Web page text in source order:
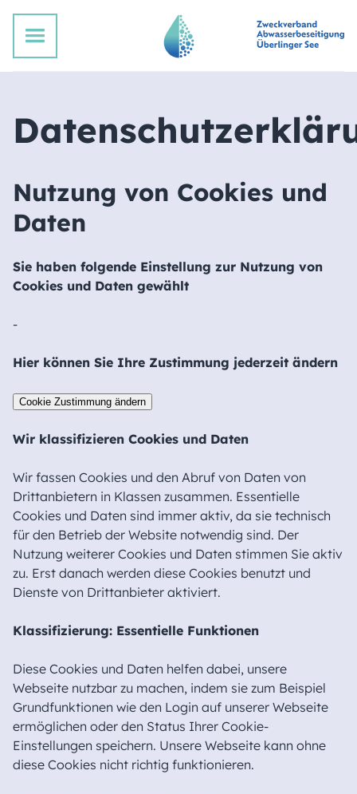
Nutzung von Cookies und
Daten
Sie haben folgende Einstellung zur Nutzung von
Cookies und Daten gewählt
-
Hier können Sie Ihre Zustimmung jederzeit ändern
Cookie Zustimmung ändern
Wir klassifizieren Cookies und Daten
Wir fassen Cookies und den Abruf von Daten von
Drittanbietern in Klassen zusammen. Essentielle
Cookies und Daten sind immer aktiv, da sie technisch
für den Betrieb der Website notwendig sind. Der
Nutzung weiterer Cookies und Daten stimmen Sie aktiv
zu. Erst danach werden diese Cookies benutzt und
Dienste von Drittanbieter aktiviert.
Klassifizierung: Essentielle Funktionen
Diese Cookies und Daten helfen dabei, unsere
Webseite nutzbar zu machen, indem sie zum Beispiel
Grundfunktionen wie den Login auf unserer Webseite
ermöglichen oder den Status Ihrer Cookie-
Einstellungen speichern. Unsere Webseite kann ohne
diese Cookies nicht richtig funktionieren.